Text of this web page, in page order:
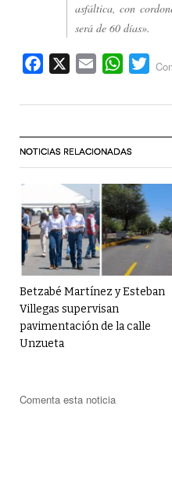
asfáltica, con
será de 60 días».
Facebook Email WhatsApp
NOTICIAS RELACIONADAS
Betzabé Martínez y Esteban
Villegas supervisan
pavimentación de la calle
Unzueta
Comenta esta noticia